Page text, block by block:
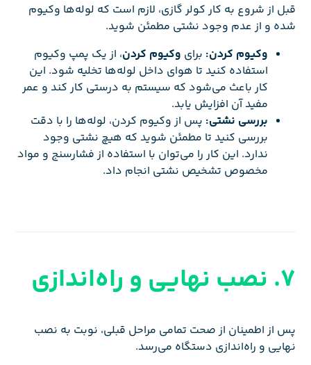
قبل از شروع به کار کولر گازی، لازم است که لوله‌ها وکیوم
شده و از عدم وجود نشتی مطمئن شوید.
وکیوم کردن: برای وکیوم کردن، از یک پمپ وکیوم
استفاده کنید تا هوای داخل لوله‌ها تخلیه شود. این
کار باعث می‌شود که سیستم به درستی کار کند و عمر
مفید آن افزایش یابد.
بررسی نشتی: پس از وکیوم کردن، لوله‌ها را با دقت
بررسی کنید تا مطمئن شوید که هیچ نشتی وجود
ندارد. این کار را می‌توان با استفاده از فشارسنج و مواد
مخصوص تشخیص نشتی انجام داد.
7. نصب نهایی و راه‌اندازی
پس از اطمینان از صحت تمامی مراحل قبلی، نوبت به نصب
نهایی و راه‌اندازی دستگاه می‌رسد.